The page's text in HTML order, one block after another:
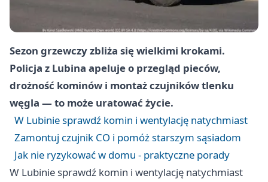
Sezon grzewczy zbliża się wielkimi krokami.
Policja z Lubina apeluje o przegląd pieców,
drożność kominów i montaż czujników tlenku
węgla — to może uratować życie.
W Lubinie sprawdź komin i wentylację natychmiast
Zamontuj czujnik CO i pomóż starszym sąsiadom
Jak nie ryzykować w domu - praktyczne porady
W Lubinie sprawdź komin i wentylację natychmiast